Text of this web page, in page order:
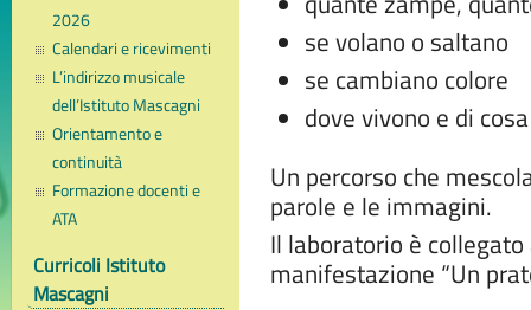
2026
Calendari e ricevimenti
L’indirizzo musicale
dell’Istituto Mascagni
Orientamento e
continuità
Formazione docenti e
ATA
Curricoli Istituto
Mascagni
se volano o saltano
se cambiano colore
dove vivono e di
Un percorso che
parole e le immagini.
Il laboratorio è
manifestazione “Un